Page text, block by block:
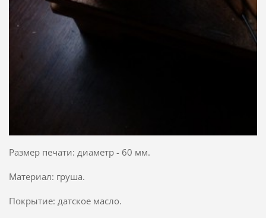
Размер печати: диаметр - 60 мм.
Материал: груша.
Покрытие: датское масло.